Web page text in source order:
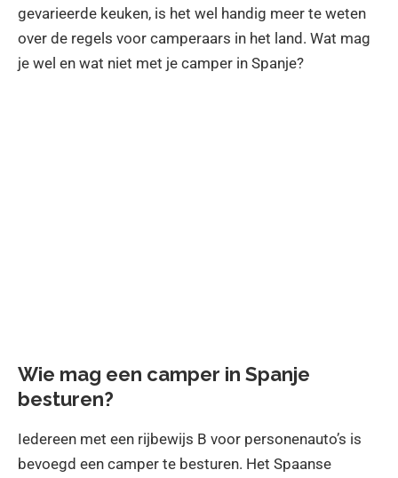
gevarieerde keuken, is het wel handig meer te weten
over de regels voor camperaars in het land. Wat mag
je wel en wat niet met je camper in Spanje?
Wie mag een camper in Spanje
besturen?
Iedereen met een rijbewijs B voor personenauto’s is
bevoegd een camper te besturen. Het Spaanse